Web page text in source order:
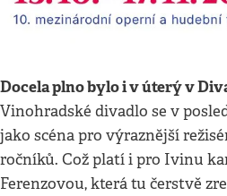
Docela plno bylo i v úterý v
Vinohradské divadlo se v
jako scéna pro výraznější
ročníků. Což platí i pro Ivinu
Ferenzovou, která tu čerstvě